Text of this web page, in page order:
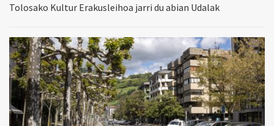
Tolosako Kultur Erakusleihoa jarri du abian Udalak